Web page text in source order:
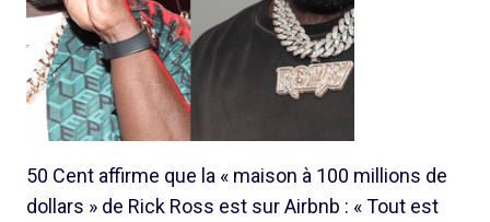
50 Cent affirme que la « maison à 100 millions de
dollars » de Rick Ross est sur Airbnb : « Tout est